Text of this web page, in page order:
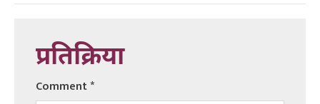
प्रतिक्रिया
Comment*